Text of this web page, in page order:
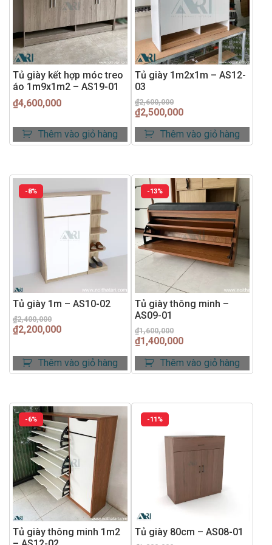
Tủ giày kết hợp móc treo
áo 1m9x1m2 – AS19-01
₫4,600,000
Thêm vào giỏ hàng
Tủ giày 1m2x1m – AS12-
03
₫2,600,000
Giá
gốc
là:
₫2,600,000.
₫2,500,000
Giá
hiện
tại
₫2,500,000.
Thêm vào giỏ hàng
-8%
Tủ giày 1m – AS10-02
₫2,400,000
Giá
gốc
₫2,400,000.
₫2,200,000
Giá
hiện
là:
₫2,200,000.
Thêm vào giỏ hàng
-13%
Tủ giày thông minh –
AS09-01
₫1,600,000
Giá
gốc
là:
₫1,600,000.
₫1,400,000
Giá
hiện
tại
₫1,400,000.
Thêm vào giỏ hàng
-6%
Tủ giày thông minh 1m2
-11%
Tủ giày 80cm – AS08-01